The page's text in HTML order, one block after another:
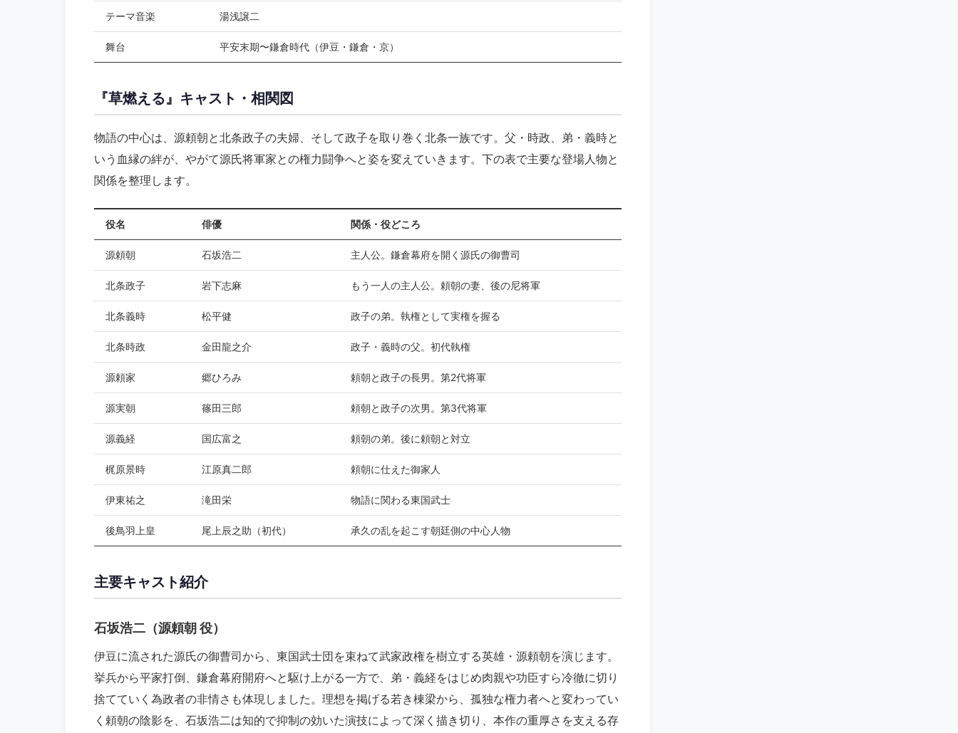
テーマ音楽 湯浅譲二
舞台 平安末期〜鎌倉時代（伊豆・鎌倉・京）
『草燃える』キャスト・相関図
物語の中心は、源頼朝と北条政子の夫婦、そして政子を取り巻く北条一族です。父・時政、弟・義時と
いう血縁の絆が、やがて源氏将軍家との権力闘争へと姿を変えていきます。下の表で主要な登場人物と
関係を整理します。
役名 俳優 関係・役どころ
源頼朝 石坂浩二 主人公。鎌倉幕府を開く源氏の御曹司
北条政子 岩下志麻 もう一人の主人公。頼朝の妻、後の尼将軍
北条義時 松平健 政子の弟。執権として実権を握る
北条時政 金田龍之介 政子・義時の父。初代執権
源頼家 郷ひろみ 頼朝と政子の長男。第2代将軍
源実朝 篠田三郎 頼朝と政子の次男。第3代将軍
源義経 国広富之 頼朝の弟。後に頼朝と対立
梶原景時 江原真二郎 頼朝に仕えた御家人
伊東祐之 滝田栄 物語に関わる東国武士
後鳥羽上皇 尾上辰之助（初代） 承久の乱を起こす朝廷側の中心人物
主要キャスト紹介
石坂浩二（源頼朝 役）
伊豆に流された源氏の御曹司から、東国武士団を束ねて武家政権を樹立する英雄・源頼朝を演じます。
挙兵から平家打倒、鎌倉幕府開府へと駆け上がる一方で、弟・義経をはじめ肉親や功臣すら冷徹に切り
捨てていく為政者の非情さも体現しました。理想を掲げる若き棟梁から、孤独な権力者へと変わってい
く頼朝の陰影を、石坂浩二は知的で抑制の効いた演技によって深く描き切り、本作の重厚さを支える存